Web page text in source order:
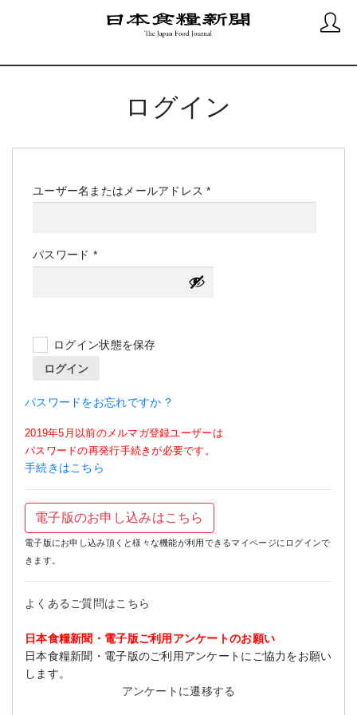
ログイン
ユーザー名またはメールアドレス*必
パスワード *必
須
ログイン状態を保存
ログイン
パスワードをお忘れですか ?
2019年5月以前のメルマガ登録ユーザーは
パスワードの再発行手続きが必要です。
手続きはこちら
電子版のお申し込みはこちら
電子版にお申し込み頂くと様々な機能が利用できるマイページにログインで
きます。
よくあるご質問はこちら
日本食糧新聞・電子版ご利用アンケートのお願い
日本食糧新聞・電子版のご利用アンケートにご協力をお願い
します。
アンケートに遷移する